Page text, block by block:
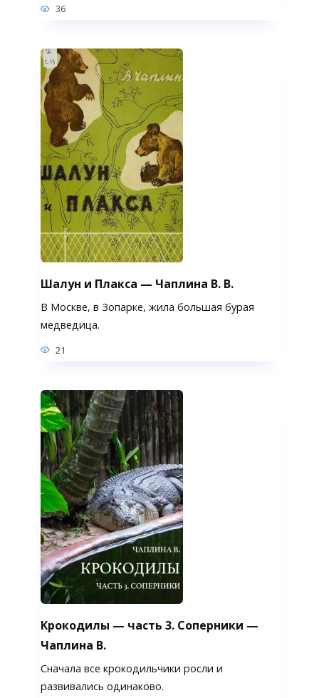
36
Шалун и Плакса — Чаплина В. В.
В Москве, в Зопарке, жила большая бурая
медведица.
21
Крокодилы — часть 3. Соперники —
Чаплина В.
Сначала все крокодильчики росли и
развивались одинаково.